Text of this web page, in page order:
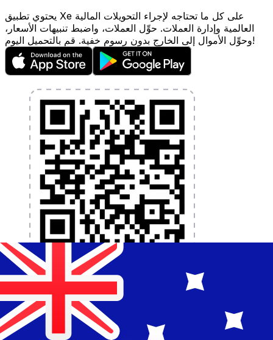
يحتوي تطبيق Xe على كل ما تحتاجه لإجراء التحويلات المالية
العالمية وإدارة العملات. حوِّل العملات، واضبط تنبيهات الأسعار،
وحوِّل الأموال إلى الخارج بدون رسوم خفية. قم بالتحميل اليوم!